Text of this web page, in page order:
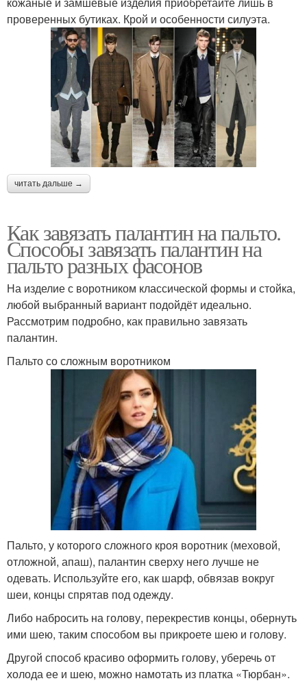
проверенных бутиках. Крой и особенности силуэта.
читать дальше →
Как завязать палантин на пальто.
Способы завязать палантин на
пальто разных фасонов
На изделие с воротником классической формы и стойка,
любой выбранный вариант подойдёт идеально.
Рассмотрим подробно, как правильно завязать
палантин.
Пальто со сложным воротником
Пальто, у которого сложного кроя воротник (меховой,
отложной, апаш), палантин сверху него лучше не
одевать. Используйте его, как шарф, обвязав вокруг
шеи, концы спрятав под одежду.
Либо набросить на голову, перекрестив концы, обернуть
ими шею, таким способом вы прикроете шею и голову.
Другой способ красиво оформить голову, уберечь от
холода ее и шею, можно намотать из платка «Тюрбан».